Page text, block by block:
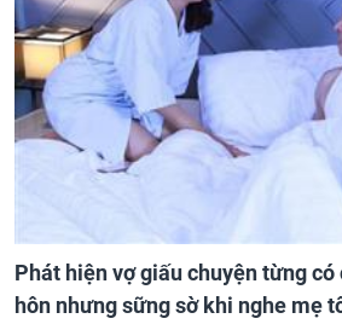
Phát hiện vợ giấu chuyện từng
hôn nhưng sững sờ khi nghe mẹ